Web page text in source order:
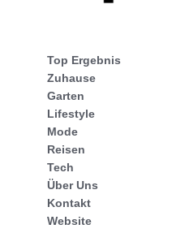
Top Ergebnis
Zuhause
Garten
Lifestyle
Mode
Reisen
Tech
Über Uns
Kontakt
Website